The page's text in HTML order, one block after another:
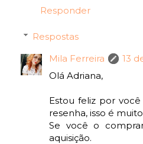
Responder
Respostas
Mila Ferreira
13
Olá Adriana,
Estou feliz por
resenha, isso é
Se você o
aquisição.